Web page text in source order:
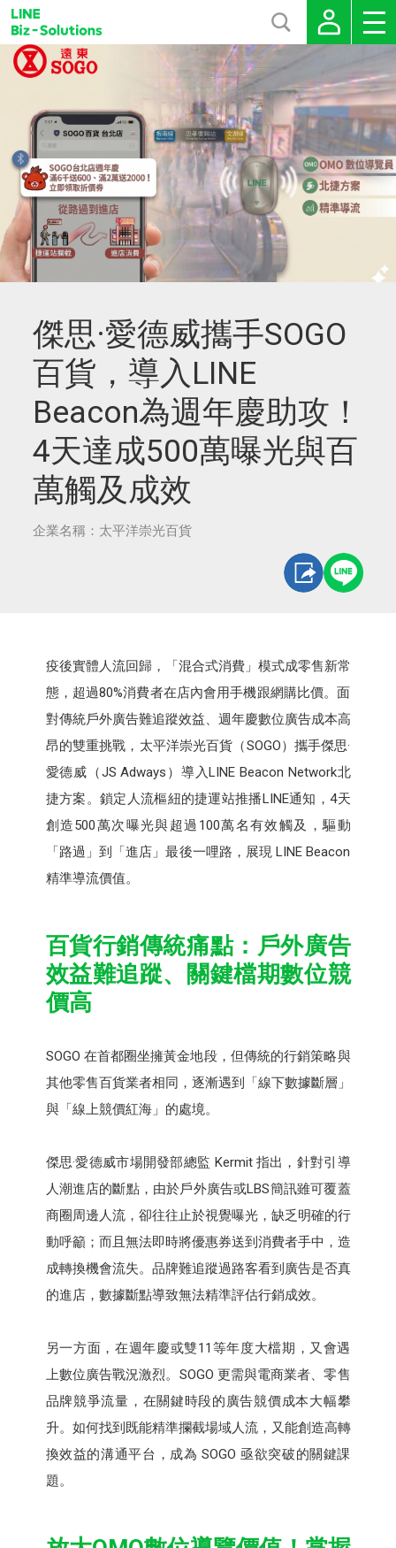
傑思·愛德威攜手SOGO
百貨，導入LINE
Beacon為週年慶助攻！
4天達成500萬曝光與百
萬觸及成效
企業名稱：太平洋崇光百貨
疫後實體人流回歸，「混合式消費」模式成零售新常
態，超過80%消費者在店內會用手機跟網購比價。面
對傳統戶外廣告難追蹤效益、週年慶數位廣告成本高
昂的雙重挑戰，太平洋崇光百貨（SOGO）攜手傑思·
愛德威（JS Adways）導入LINE Beacon Network北
捷方案。鎖定人流樞紐的捷運站推播LINE通知，4天
創造500萬次曝光與超過100萬名有效觸及，驅動
「路過」到「進店」最後一哩路，展現 LINE Beacon
精準導流價值。
百貨行銷傳統痛點：戶外廣告
效益難追蹤、關鍵檔期數位競
價高
SOGO 在首都圈坐擁黃金地段，但傳統的行銷策略與
其他零售百貨業者相同，逐漸遇到「線下數據斷層」
與「線上競價紅海」的處境。
傑思·愛德威市場開發部總監 Kermit 指出，針對引導
人潮進店的斷點，由於戶外廣告或LBS簡訊雖可覆蓋
商圈周邊人流，卻往往止於視覺曝光，缺乏明確的行
動呼籲；而且無法即時將優惠券送到消費者手中，造
成轉換機會流失。品牌難追蹤過路客看到廣告是否真
的進店，數據斷點導致無法精準評估行銷成效。
另一方面，在週年慶或雙11等年度大檔期，又會遇
上數位廣告戰況激烈。SOGO 更需與電商業者、零售
品牌競爭流量，在關鍵時段的廣告競價成本大幅攀
升。如何找到既能精準攔截場域人流，又能創造高轉
換效益的溝通平台，成為 SOGO 亟欲突破的關鍵課
題。